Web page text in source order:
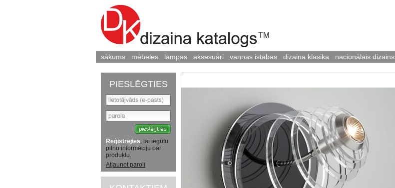
sākums mēbeles lampas aksesuāri vannas istabas dizaina klasika nacionālais dizains
PIESLĒGTIES
Reģistrējies, lai iegūtu
pilnu informāciju par
produktu.
Atjaunot paroli